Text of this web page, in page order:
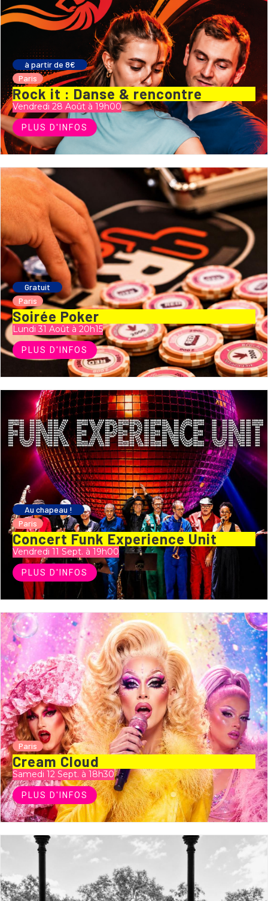
à partir de 8€
Paris
Rock it : Danse & rencontre
Vendredi 28 Août à 19h00
PLUS D'INFOS
Gratuit
Paris
Soirée Poker
Lundi 31 Août à 20h15
PLUS D'INFOS
Au chapeau !
Paris
Concert Funk Experience Unit
Vendredi 11 Sept. à 19h00
PLUS D'INFOS
Paris
Cream Cloud
Samedi 12 Sept. à 18h30
PLUS D'INFOS